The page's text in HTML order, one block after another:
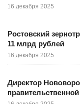
16 декабря 2025
Ростовский
11 млрд рублей
16 декабря 2025
Директор